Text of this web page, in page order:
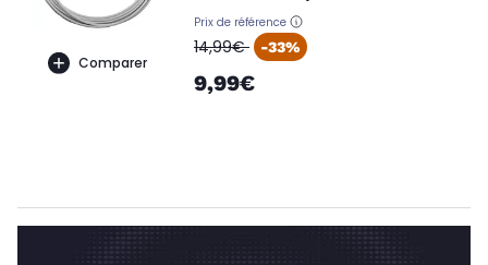
Comparer
Prix de référence
oldPrice
14,99€ -33%
9,99€